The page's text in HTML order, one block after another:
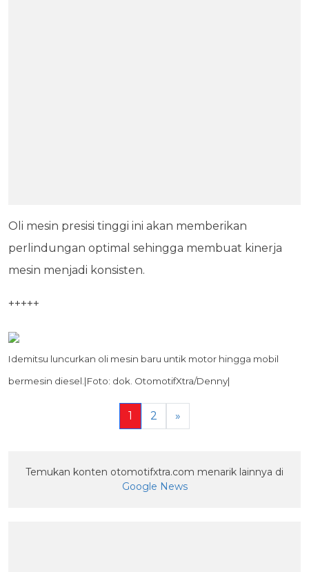
Oli mesin presisi tinggi ini akan memberikan
perlindungan optimal sehingga membuat kinerja
mesin menjadi konsisten.
+++++
Idemitsu luncurkan oli mesin baru untik motor hingga mobil
bermesin diesel.|Foto: dok. OtomotifXtra/Denny|
1 2 »
Temukan konten otomotifxtra.com menarik lainnya di
Google News